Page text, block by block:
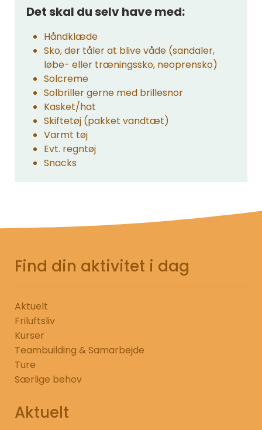
Det skal du selv have med:
Håndklæde
Sko, der tåler at blive våde (sandaler,
løbe- eller træningssko, neoprensko)
Solcreme
Solbriller gerne med brillesnor
Kasket/hat
Skiftetøj (pakket vandtæt)
Varmt tøj
Evt. regntøj
Snacks
Find din aktivitet i dag
Aktuelt
Friluftsliv
Kurser
Teambuilding & Samarbejde
Ture
Særlige behov
Aktuelt